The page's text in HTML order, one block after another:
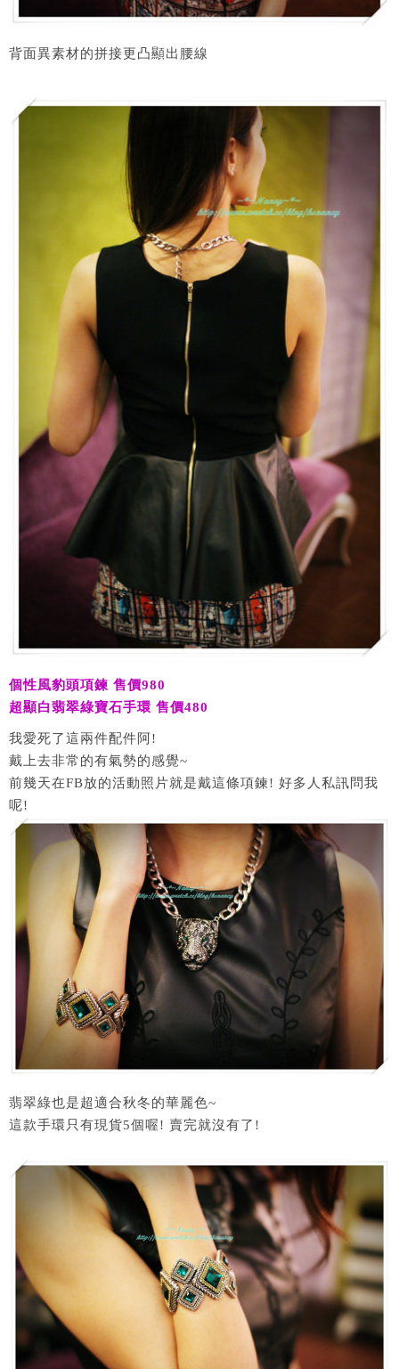
背面異素材的拼接更凸顯出腰線
個性風豹頭項鍊 售價980
超顯白翡翠綠寶石手環 售價480
我愛死了這兩件配件阿!
戴上去非常的有氣勢的感覺~
前幾天在FB放的活動照片就是戴這條項鍊! 好多人私訊問我
呢!
翡翠綠也是超適合秋冬的華麗色~
這款手環只有現貨5個喔! 賣完就沒有了!